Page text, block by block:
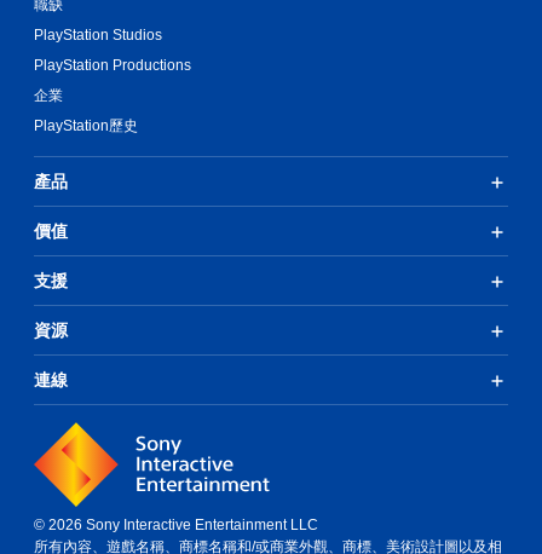
職缺
PlayStation Studios
PlayStation Productions
企業
PlayStation歷史
產品
價值
支援
資源
連線
© 2026 Sony Interactive Entertainment LLC
所有內容、遊戲名稱、商標名稱和/或商業外觀、商標、美術設計圖以及相